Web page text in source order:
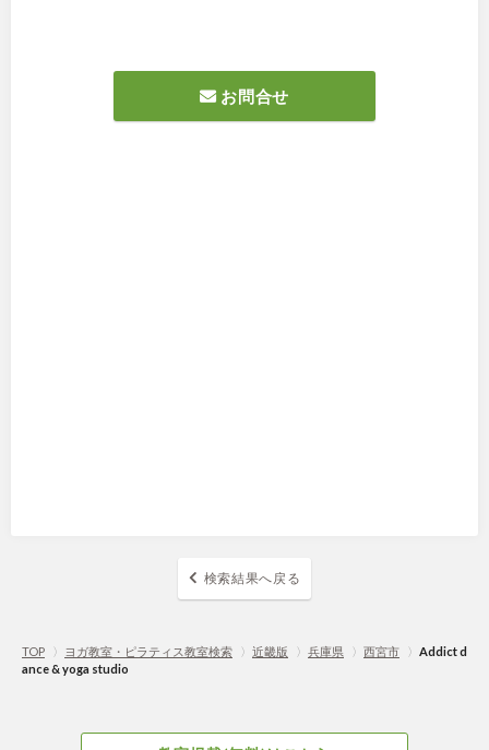
お問合せ
検索結果へ戻る
TOP 〉 ヨガ教室・ピラティス教室検索 〉 近畿版 〉 兵庫県 〉 西宮市 〉 Addict d
ance & yoga studio